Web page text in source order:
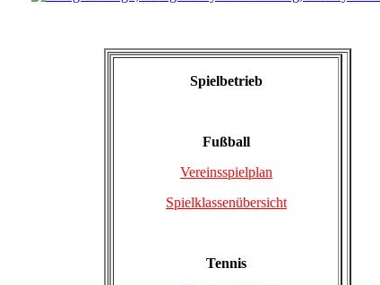
Spielbetrieb
Fußball
Vereinsspielplan
Spielklassenübersicht
Tennis